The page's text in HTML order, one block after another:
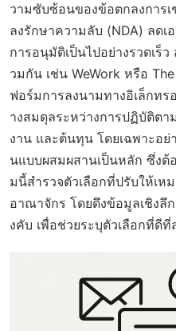
วามซับซ้อนของข้อตกลงการ
ลงรักษาความลับ (NDA) ลดเ
การอนุมัติเป็นไปอย่างรวดเร็
วมกัน เช่น WeWork หรือ
ฟอร์มการลงนามทางอิเล็กท
างสมดุลระหว่างการปฏิบัติต
งาน และต้นทุน โดยเฉพาะอย่
นแบบผสมผสานเป็นหลัก ซึ่งต้
มนี้สำรวจตัวเลือกที่ปรับให้เห
อาณาจักร โดยดึงข้อมูลเชิงลึ
งคับ เพื่อช่วยระบุตัวเลือกที่ดีที่